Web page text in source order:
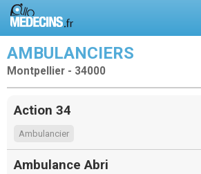
AMBULANCIERS
Montpellier - 34000
Action 34
Ambulancier
Ambulance Abri